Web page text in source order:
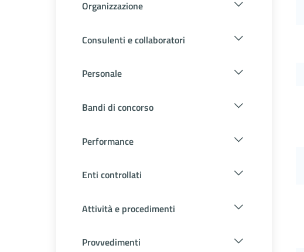
Organizzazione
Consulenti e collaboratori
Personale
Bandi di concorso
Performance
Enti controllati
Attività e procedimenti
Provvedimenti